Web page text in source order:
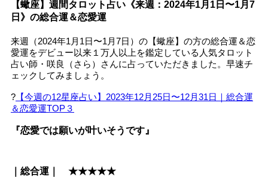
【蠍座】週間タロット占い《来週：2024年1月1日〜1月7
日》の総合運＆恋愛運
来週（2024年1月1日〜1月7日）の【蠍座】の方の総合運＆恋
愛運をデビュー以来１万人以上を鑑定している人気タロット
占い師・咲良（さら）さんに占っていただきました。早速チ
ェックしてみましょう。
? 【今週の12星座占い】2023年12月25日〜12月31日｜総合運
＆恋愛運TOP３
『恋愛では願いが叶いそうです』
｜総合運｜ ★★★★★